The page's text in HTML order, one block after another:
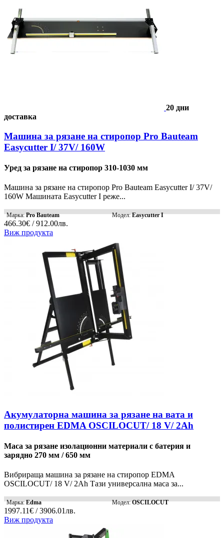
20 дни
доставка
Машина за рязане на стиропор Pro Bauteam
Easycutter I/ 37V/ 160W
Уред за рязане на стиропор 310-1030 мм
Машина за рязане на стиропор Pro Bauteam Easycutter I/ 37V/
160W Машината Easycutter I реже...
Марка:Pro Bauteam Модел:Easycutter I
466.30€ / 912.00лв.
Виж продукта
Акумулаторна машина за рязане на вата и
полистирен EDMA OSCILOCUT/ 18 V/ 2Ah
Маса за рязане изолационни материали с батерия и
зарядно 270 мм / 650 мм
Вибрираща машина за рязане на стиропор EDMA
OSCILOCUT/ 18 V/ 2Ah Тази универсална маса за...
Марка:Edma Модел:OSCILOCUT
1997.11€ / 3906.01лв.
Виж продукта